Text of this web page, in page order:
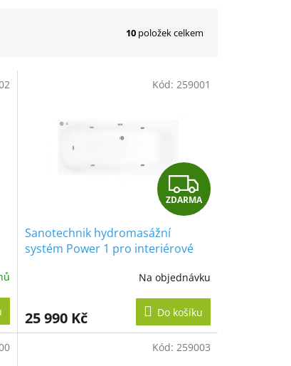
10 položek celkem
Z
D
R
M
A
ZDARMA
Sanotechnik hydromasážní
systém Power 1 pro interiérové
Na objednávku
25 990 Kč Do košíku
Kód: 259001
Kód: 259003